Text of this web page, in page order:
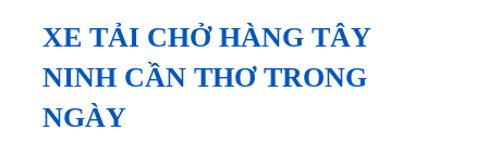
XE TẢI CHỞ HÀNG TÂY
NINH CẦN THƠ TRONG
NGÀY